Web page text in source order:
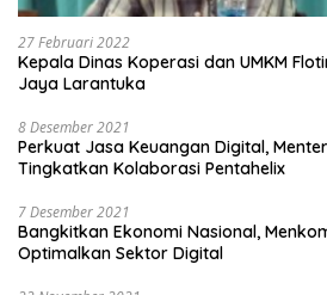
27 Februari 2022
Kepala Dinas Koperasi dan UMKM
Jaya Larantuka
8 Desember 2021
Perkuat Jasa Keuangan Digital,
Tingkatkan Kolaborasi Pentahelix
7 Desember 2021
Bangkitkan Ekonomi Nasional,
Optimalkan Sektor Digital